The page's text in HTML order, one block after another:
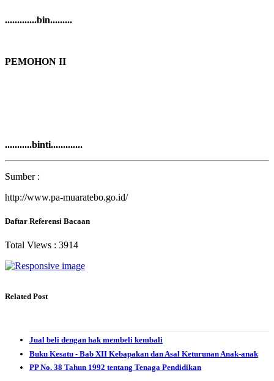
.............bin.........
PEMOHON II
...........binti.............
Sumber :
http://www.pa-muaratebo.go.id/
Daftar Referensi Bacaan
Total Views : 3914
Related Post
Jual beli dengan hak membeli kembali
Buku Kesatu - Bab XII Kebapakan dan Asal Keturunan Anak-anak
PP No. 38 Tahun 1992 tentang Tenaga Pendidikan